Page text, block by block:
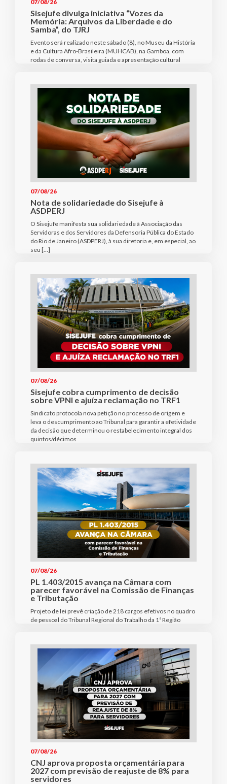
07/08/26
Sisejufe divulga iniciativa “Vozes da
Memória: Arquivos da Liberdade e do
Samba”, do TJRJ
Evento será realizado neste sábado (8), no Museu da História
e da Cultura Afro-Brasileira (MUHCAB), na Gamboa, com
rodas de conversa, visita guiada e apresentação cultural
07/08/26
Nota de solidariedade do Sisejufe à
ASDPERJ
O Sisejufe manifesta sua solidariedade à Associação das
Servidoras e dos Servidores da Defensoria Pública do Estado
do Rio de Janeiro (ASDPERJ), à sua diretoria e, em especial, ao
seu […]
07/08/26
Sisejufe cobra cumprimento de decisão
sobre VPNI e ajuíza reclamação no TRF1
Sindicato protocola nova petição no processo de origem e
leva o descumprimento ao Tribunal para garantir a efetividade
da decisão que determinou o restabelecimento integral dos
quintos/décimos
07/08/26
PL 1.403/2015 avança na Câmara com
parecer favorável na Comissão de Finanças
e Tributação
Projeto de lei prevê criação de 218 cargos efetivos no quadro
de pessoal do Tribunal Regional do Trabalho da 1ª Região
07/08/26
CNJ aprova proposta orçamentária para
2027 com previsão de reajuste de 8% para
servidores